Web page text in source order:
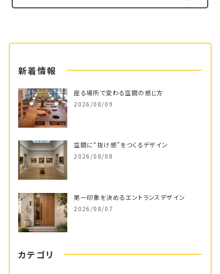
新着情報
座る場所で変わる空間の感じ方
2026/08/09
空間に“抜け感”をつくるデザイン
2026/08/08
第一印象を決めるエントランスデザイン
2026/08/07
カテゴリ